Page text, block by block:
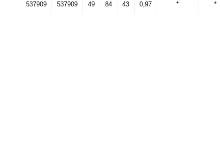
537909 537909 49 84 43 0,97 * *